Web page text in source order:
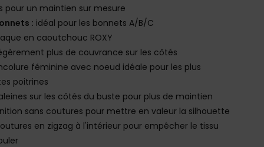
pour un maintien sur mesure
: idéal pour les bonnets A/B/C
en caoutchouc ROXY
plus de couvrance sur les côtés
féminine avec noeud idéale pour les plus
poitrines
sur les côtés du buste pour plus de maintien
sans coutures pour mettre en valeur la silhouette
en zigzag à l'intérieur pour empêcher le tissu